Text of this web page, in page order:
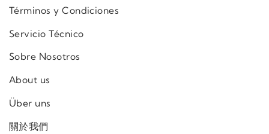
Términos y Condiciones
Servicio Técnico
Sobre Nosotros
About us
Über uns
關於我們